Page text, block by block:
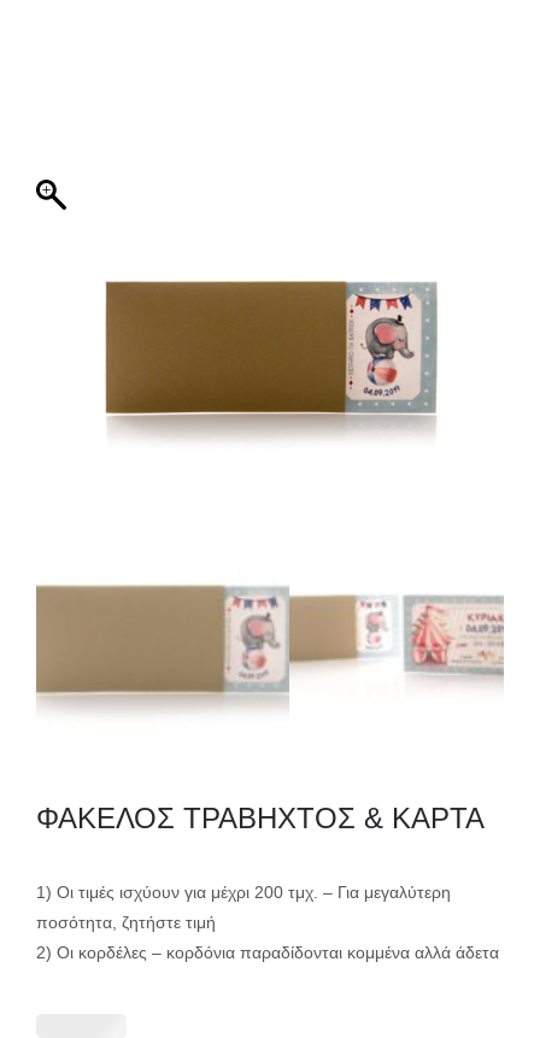
ΕΚΤΥΠΩΣΗ
ΦΑΚΕΛΟΣ ΤΡΑΒΗΧΤΟΣ & ΚΑΡΤΑ
1) Οι τιμές ισχύουν για μέχρι 200 τμχ. – Για μεγαλύτερη
ποσότητα, ζητήστε τιμή
2) Οι κορδέλες – κορδόνια παραδίδονται κομμένα αλλά άδετα